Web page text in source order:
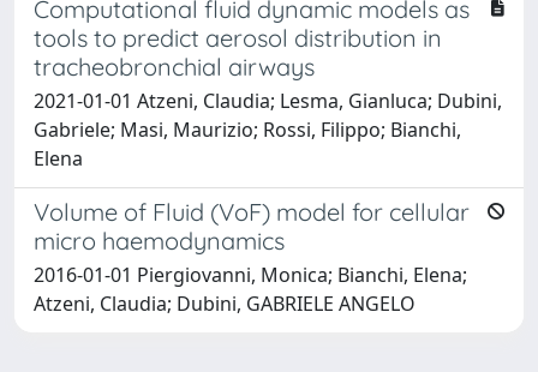
Computational fluid dynamic models as
tools to predict aerosol distribution in
tracheobronchial airways
2021-01-01 Atzeni, Claudia; Lesma, Gianluca; Dubini,
Gabriele; Masi, Maurizio; Rossi, Filippo; Bianchi,
Elena
Volume of Fluid (VoF) model for cellular
micro haemodynamics
2016-01-01 Piergiovanni, Monica; Bianchi, Elena;
Atzeni, Claudia; Dubini, GABRIELE ANGELO